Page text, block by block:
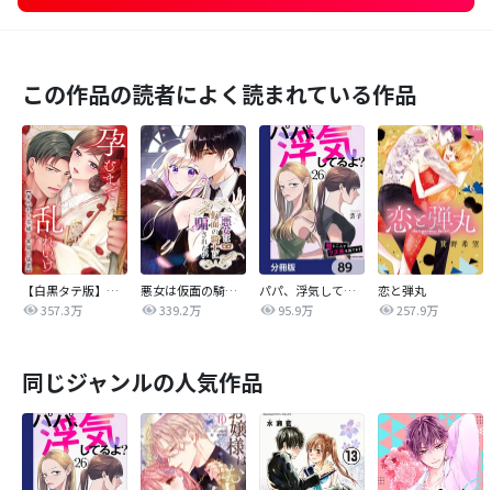
この作品の読者によく読まれている作品
【白黒タテ版】孕むまで乱れいけ～身代わり花嫁と軍服の猛愛
357.3万
悪女は仮面の騎士に騙されない
339.2万
パパ、浮気してるよ？娘と二人でクズ夫を捨てます【分冊版】
95.9万
恋と弾丸
257.9万
同じジャンルの人気作品